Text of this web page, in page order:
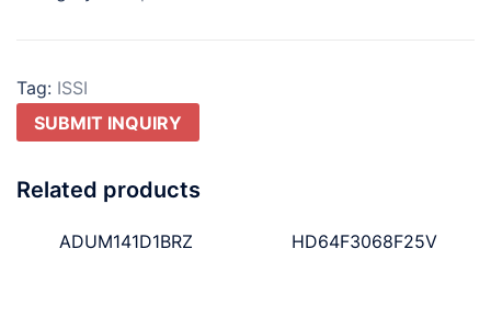
Tag: ISSI
SUBMIT INQUIRY
Related products
ADUM141D1BRZ HD64F3068F25V